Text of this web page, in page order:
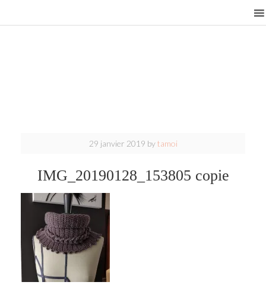
29 janvier 2019 bytamoi
IMG_20190128_153805 copie